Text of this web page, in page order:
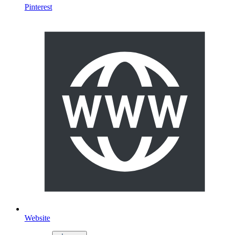
Pinterest
Website